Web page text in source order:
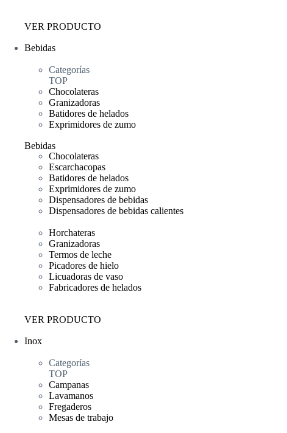
VER PRODUCTO
Bebidas
Categorías
TOP
Chocolateras
Granizadoras
Batidores de helados
Exprimidores de zumo
Bebidas
Chocolateras
Escarchacopas
Batidores de helados
Exprimidores de zumo
Dispensadores de bebidas
Dispensadores de bebidas calientes
Horchateras
Granizadoras
Termos de leche
Picadores de hielo
Licuadoras de vaso
Fabricadores de helados
VER PRODUCTO
Inox
Categorías
TOP
Campanas
Lavamanos
Fregaderos
Mesas de trabajo